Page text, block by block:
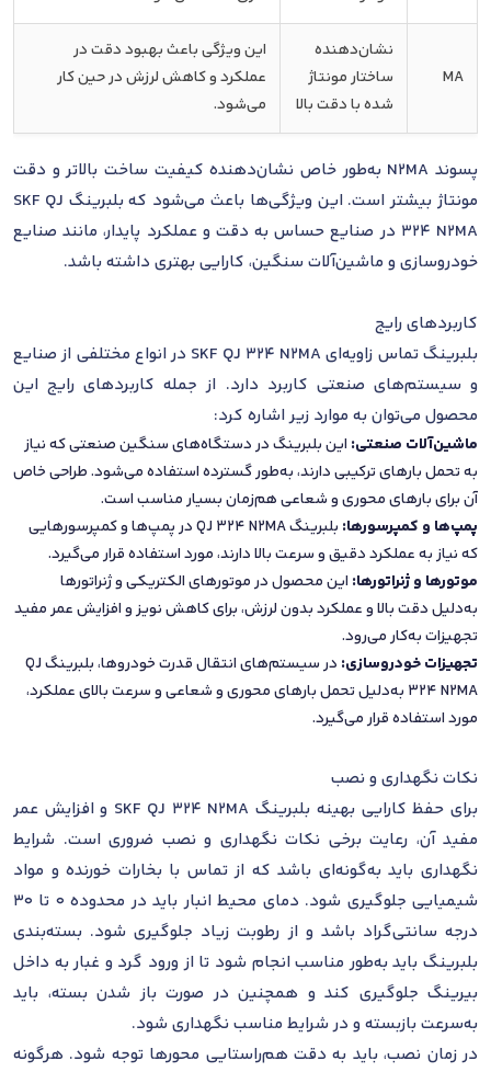
MA
نشان‌دهنده
ساختار مونتاژ
شده با دقت بالا
این ویژگی باعث بهبود دقت در
عملکرد و کاهش لرزش در حین کار
می‌شود.
پسوند N2MA به‌طور خاص نشان‌دهنده کیفیت ساخت بالاتر و دقت
مونتاژ بیشتر است. این ویژگی‌ها باعث می‌شود که بلبرینگ SKF QJ
324 N2MA در صنایع حساس به دقت و عملکرد پایدار، مانند صنایع
خودروسازی و ماشین‌آلات سنگین، کارایی بهتری داشته باشد.
کاربردهای رایج
بلبرینگ تماس زاویه‌ای SKF QJ 324 N2MA در انواع مختلفی از صنایع
و سیستم‌های صنعتی کاربرد دارد. از جمله کاربردهای رایج این
محصول می‌توان به موارد زیر اشاره کرد:
ماشین‌آلات صنعتی: این بلبرینگ در دستگاه‌های سنگین صنعتی که نیاز
به تحمل بارهای ترکیبی دارند، به‌طور گسترده استفاده می‌شود. طراحی خاص
آن برای بارهای محوری و شعاعی هم‌زمان بسیار مناسب است.
پمپ‌ها و کمپرسورها:
بلبرینگ QJ 324 N2MA در پمپ‌ها و کمپرسورهایی
که نیاز به عملکرد دقیق و سرعت بالا دارند، مورد استفاده قرار می‌گیرد.
موتورها و ژنراتورها: این محصول در موتورهای الکتریکی و ژنراتورها
به‌دلیل دقت بالا و عملکرد بدون لرزش، برای کاهش نویز و افزایش عمر مفید
تجهیزات به‌کار می‌رود.
تجهیزات خودروسازی:
در سیستم‌های انتقال قدرت خودروها، بلبرینگ QJ
324 N2MA به‌دلیل تحمل بارهای محوری و شعاعی و سرعت بالای عملکرد،
مورد استفاده قرار می‌گیرد.
نکات نگهداری و نصب
برای حفظ کارایی بهینه بلبرینگ SKF QJ 324 N2MA و افزایش عمر
مفید آن، رعایت برخی نکات نگهداری و نصب ضروری است. شرایط
نگهداری باید به‌گونه‌ای باشد که از تماس با بخارات خورنده و مواد
شیمیایی جلوگیری شود. دمای محیط انبار باید در محدوده 0 تا 30
درجه سانتی‌گراد باشد و از رطوبت زیاد جلوگیری شود. بسته‌بندی
بلبرینگ باید به‌طور مناسب انجام شود تا از ورود گرد و غبار به داخل
بیرینگ جلوگیری کند و همچنین در صورت باز شدن بسته، باید
به‌سرعت بازبسته و در شرایط مناسب نگهداری شود.
در زمان نصب، باید به دقت هم‌راستایی محورها توجه شود. هرگونه